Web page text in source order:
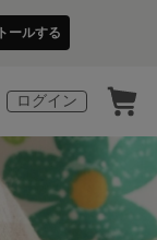
ールする
ログイン